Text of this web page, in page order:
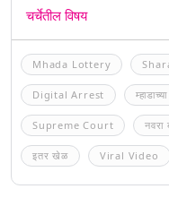
चर्चेतील विषय
Mhada Lottery
Digital Arrest
Supreme Court नवरा
इतर खेळ Viral Video